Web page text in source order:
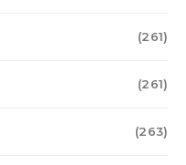
(261)
(261)
(263)